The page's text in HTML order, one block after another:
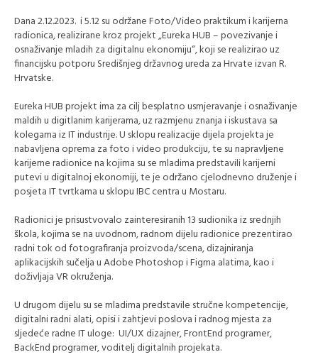
Dana 2.12.2023. i 5.12 su održane Foto/Video praktikum i karijerna
radionica, realizirane kroz projekt „Eureka HUB – povezivanje i
osnaživanje mladih za digitalnu ekonomiju“, koji se realizirao uz
financijsku potporu Središnjeg državnog ureda za Hrvate izvan R.
Hrvatske.
Eureka HUB projekt ima za cilj besplatno usmjeravanje i osnaživanje
maldih u digitlanim karijerama, uz razmjenu znanja i iskustava sa
kolegama iz IT industrije. U sklopu realizacije dijela projekta je
nabavljena oprema za foto i video produkciju, te su napravljene
karijerne radionice na kojima su se mladima predstavili karijerni
putevi u digitalnoj ekonomiji, te je održano cjelodnevno druženje i
posjeta IT tvrtkama u sklopu IBC centra u Mostaru.
Radionici je prisustvovalo zainteresiranih 13 sudionika iz srednjih
škola, kojima se na uvodnom, radnom dijelu radionice prezentirao
radni tok od fotografiranja proizvoda/scena, dizajniranja
aplikacijskih sučelja u Adobe Photoshop i Figma alatima, kao i
doživljaja VR okruženja.
U drugom dijelu su se mladima predstavile stručne kompetencije,
digitalni radni alati, opisi i zahtjevi poslova i radnog mjesta za
sljedeće radne IT uloge: UI/UX dizajner, FrontEnd programer,
BackEnd programer, voditelj digitalnih projekata.